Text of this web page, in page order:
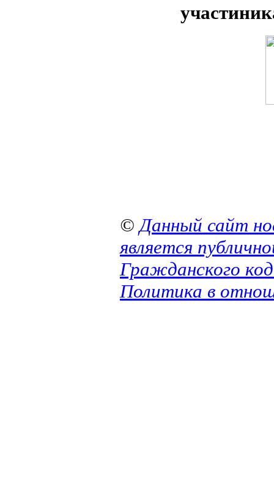
© Данный сайт
является
Гражданского
Политика в